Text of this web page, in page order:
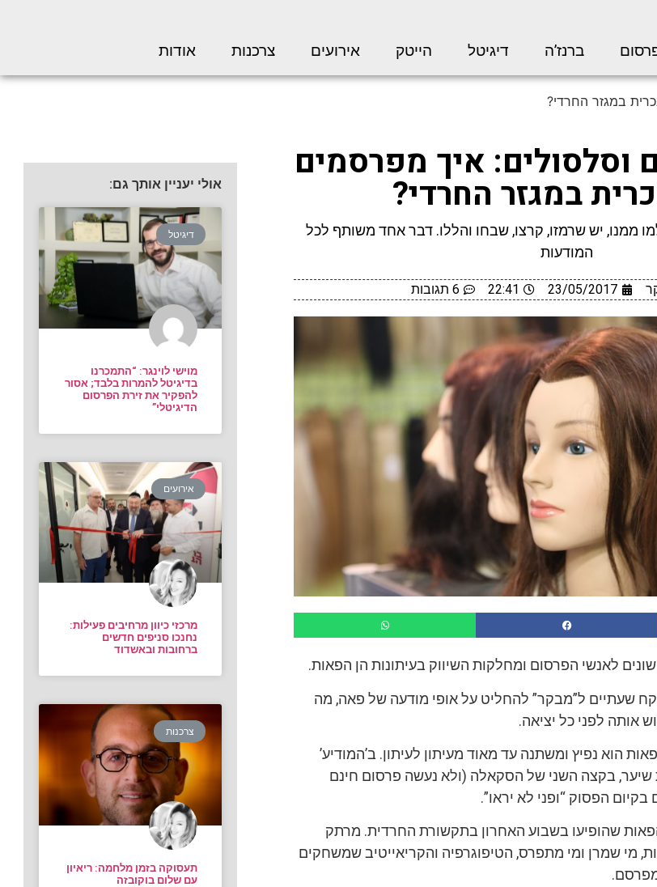
ברנז’ה דיגיטל הייטק אירועים צרכנות אודות
במגזר החרדי?
וסלסולים: איך מפרסמים
במגזר החרדי?
ממנו, יש שרמזו, קרצו, שבחו והללו. דבר אחד משותף לכל
המודעות
23/05/2017
22:41 6 תגובות
לאנשי הפרסום ומחלקות השיווק בעיתונות הן הפאות.
שעתיים ל”מבקר” להחליט על אופי מודעה של פאה, מה
אותה לפני כל יציאה.
הוא נפיץ ומשתנה עד מאוד מעיתון לעיתון. ב’המודיע’
שיער, בקצה השני של הסקאלה (ולא נעשה פרסום חינם
הפסוק “ופני לא יראו”.
שהופיעו בשבוע האחרון בתקשורת החרדית. מרתק
מי שמרן ומי מתפרס, הטיפוגרפיה והקריאייטיב שמשחקים
אולי יעניין אותך גם:
דיגיטל
מוישי לוינגר: “התמכרנו
בדיגיטל להמרות בלבד; אסור
להפקיר את זירת הפרסום
הדיגיטלי”
אירועים
מרכזי כיוון מרחיבים פעילות:
נחנכו סניפים חדשים
ברחובות ובאשדוד
צרכנות
תעסוקה בזמן מלחמה: ריאיון
עם שלום בוקובזה